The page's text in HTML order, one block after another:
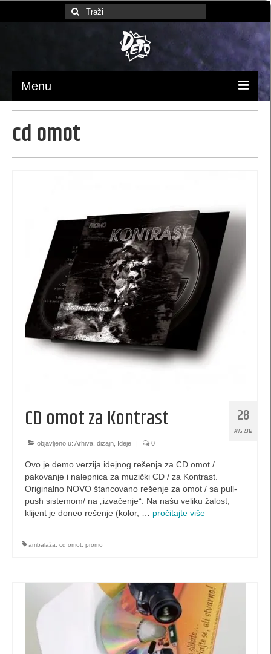
Search
for:
Menu
Ambalaža / pakovanje
kese 370x245x90 (MBX)
kesa 230 x 220 x 100 (XB)
kese 170 x 260 x 60 (SB)
kese 260 x 170 x 60 (SBX)
kesa 140 x 210 x 60 (PB)
kesa 200 x 140 x 60 (PBX)
kesa 420 x 380 x 120 (XL)
kesa 520 x 380 x 120 (XXL)
kese za piće
Luksuzne kutije
EKO kese
promotivne kutije
XL Pillow box
pillow box (S1) za nakit
pillow box (S2) za nakit
pillow box (S3) za nakit
cd omot
28
AVG 2012
CD omot za Kontrast
objavljeno u: Arhiva dizajn Ideje | 0
Ovo je demo verzija idejnog rešenja za CD omot /
pakovanje i nalepnica za muzički CD / za Kontrast.
Originalno NOVO štancovano rešenje za omot / sa pull-
push sistemom/ na „izvačenje“. Na našu veliku žalost,
klijent je doneo rešenje (kolor, … pročitajte više
ambalaža cd omot promo